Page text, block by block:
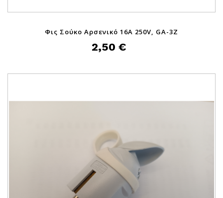
Φις Σούκο Αρσενικό 16A 250V, GA-3Z
2,50 €